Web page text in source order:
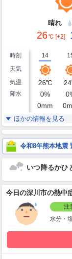
晴れ
26℃ [+2]
時刻 14
天気
気温
26℃ 24
降水 0% 0
0mm 0
湿度 61 %
風
北北東
3m/s
北
5
ほかの情報を見る
令和8年熊本地震
いつ降るかひ
今日の深川市の熱中
注
水分・